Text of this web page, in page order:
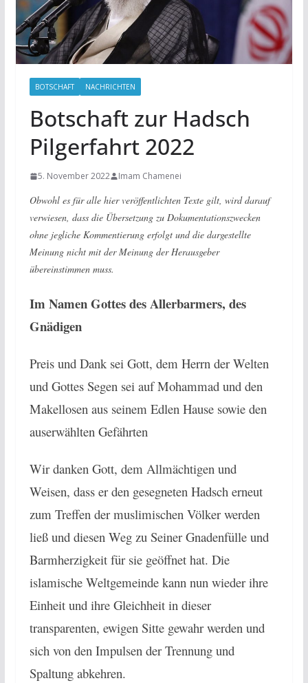
BOTSCHAFT NACHRICHTEN
Botschaft zur Hadsch
Pilgerfahrt 2022
5. November 2022 Imam Chamenei
Obwohl es für alle hier veröffentlichten Texte gilt, wird darauf
verwiesen, dass die Übersetzung zu Dokumentationszwecken
ohne jegliche Kommentierung erfolgt und die dargestellte
Meinung nicht mit der Meinung der Herausgeber
übereinstimmen muss.
Im Namen Gottes des Allerbarmers, des
Gnädigen
Preis und Dank sei Gott, dem Herrn der Welten
und Gottes Segen sei auf Mohammad und den
Makellosen aus seinem Edlen Hause sowie den
auserwählten Gefährten
Wir danken Gott, dem Allmächtigen und
Weisen, dass er den gesegneten Hadsch erneut
zum Treffen der muslimischen Völker werden
ließ und diesen Weg zu Seiner Gnadenfülle und
Barmherzigkeit für sie geöffnet hat. Die
islamische Weltgemeinde kann nun wieder ihre
Einheit und ihre Gleichheit in dieser
transparenten, ewigen Sitte gewahr werden und
sich von den Impulsen der Trennung und
Spaltung abkehren.